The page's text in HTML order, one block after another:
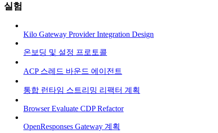
실험
Kilo Gateway Provider Integration Design
온보딩 및 설정 프로토콜
ACP 스레드 바운드 에이전트
통합 런타임 스트리밍 리팩터 계획
Browser Evaluate CDP Refactor
OpenResponses Gateway 계획